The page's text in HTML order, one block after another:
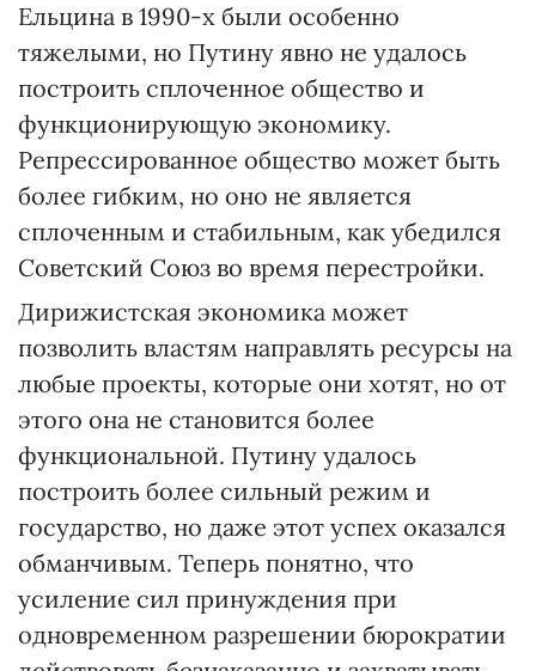
Ельцина в 1990-х были особенно
тяжелыми, но Путину явно не удалось
построить сплоченное общество и
функционирующую экономику.
Репрессированное общество может быть
более гибким, но оно не является
сплоченным и стабильным, как убедился
Советский Союз во время перестройки.
Дирижистская экономика может
позволить властям направлять ресурсы на
любые проекты, которые они хотят, но от
этого она не становится более
функциональной. Путину удалось
построить более сильный режим и
государство, но даже этот успех оказался
обманчивым. Теперь понятно, что
усиление сил принуждения при
одновременном разрешении бюрократии